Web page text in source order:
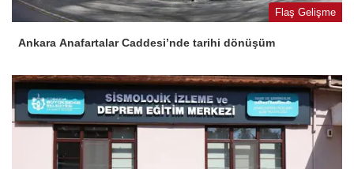
Flaş Gelişme
Ankara Anafartalar Caddesi’nde tarihi dönüşüm